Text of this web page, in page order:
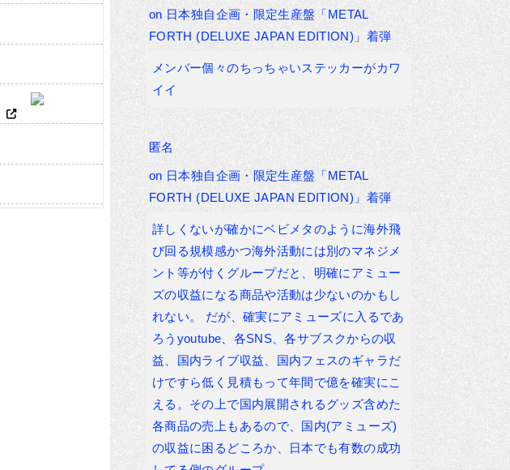
on 日本独自企画・限定生産盤「METAL
FORTH (DELUXE JAPAN EDITION)」着弾
メンバー個々のちっちゃいステッカーがカワ
イイ
匿名
on 日本独自企画・限定生産盤「METAL
FORTH (DELUXE JAPAN EDITION)」着弾
詳しくないが確かにベビメタのように海外飛
び回る規模感かつ海外活動には別のマネジメ
ント等が付くグループだと、明確にアミュー
ズの収益になる商品や活動は少ないのかもし
れない。 だが、確実にアミューズに入るであ
ろうyoutube、各SNS、各サブスクからの収
益、国内ライブ収益、国内フェスのギャラだ
けですら低く見積もって年間で億を確実にこ
える。その上で国内展開されるグッズ含めた
各商品の売上もあるので、国内(アミューズ)
の収益に困るどころか、日本でも有数の成功